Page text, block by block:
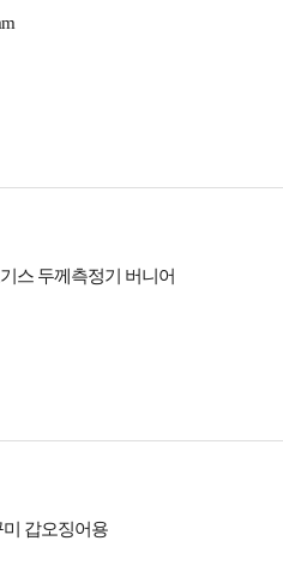
스 두께측정기 버니어
갑오징어용